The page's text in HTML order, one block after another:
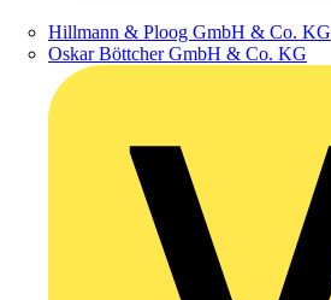
Hillmann & Ploog GmbH & Co. KG
Oskar Böttcher GmbH & Co. KG